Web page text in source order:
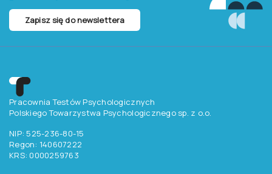
Zapisz się do newslettera
Pracownia Testów Psychologicznych
Polskiego Towarzystwa Psychologicznego sp. z o.o.
NIP: 525-236-80-15
Regon: 140607222
KRS: 0000259763